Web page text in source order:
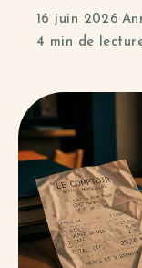
16 juin 2026·
4 min de